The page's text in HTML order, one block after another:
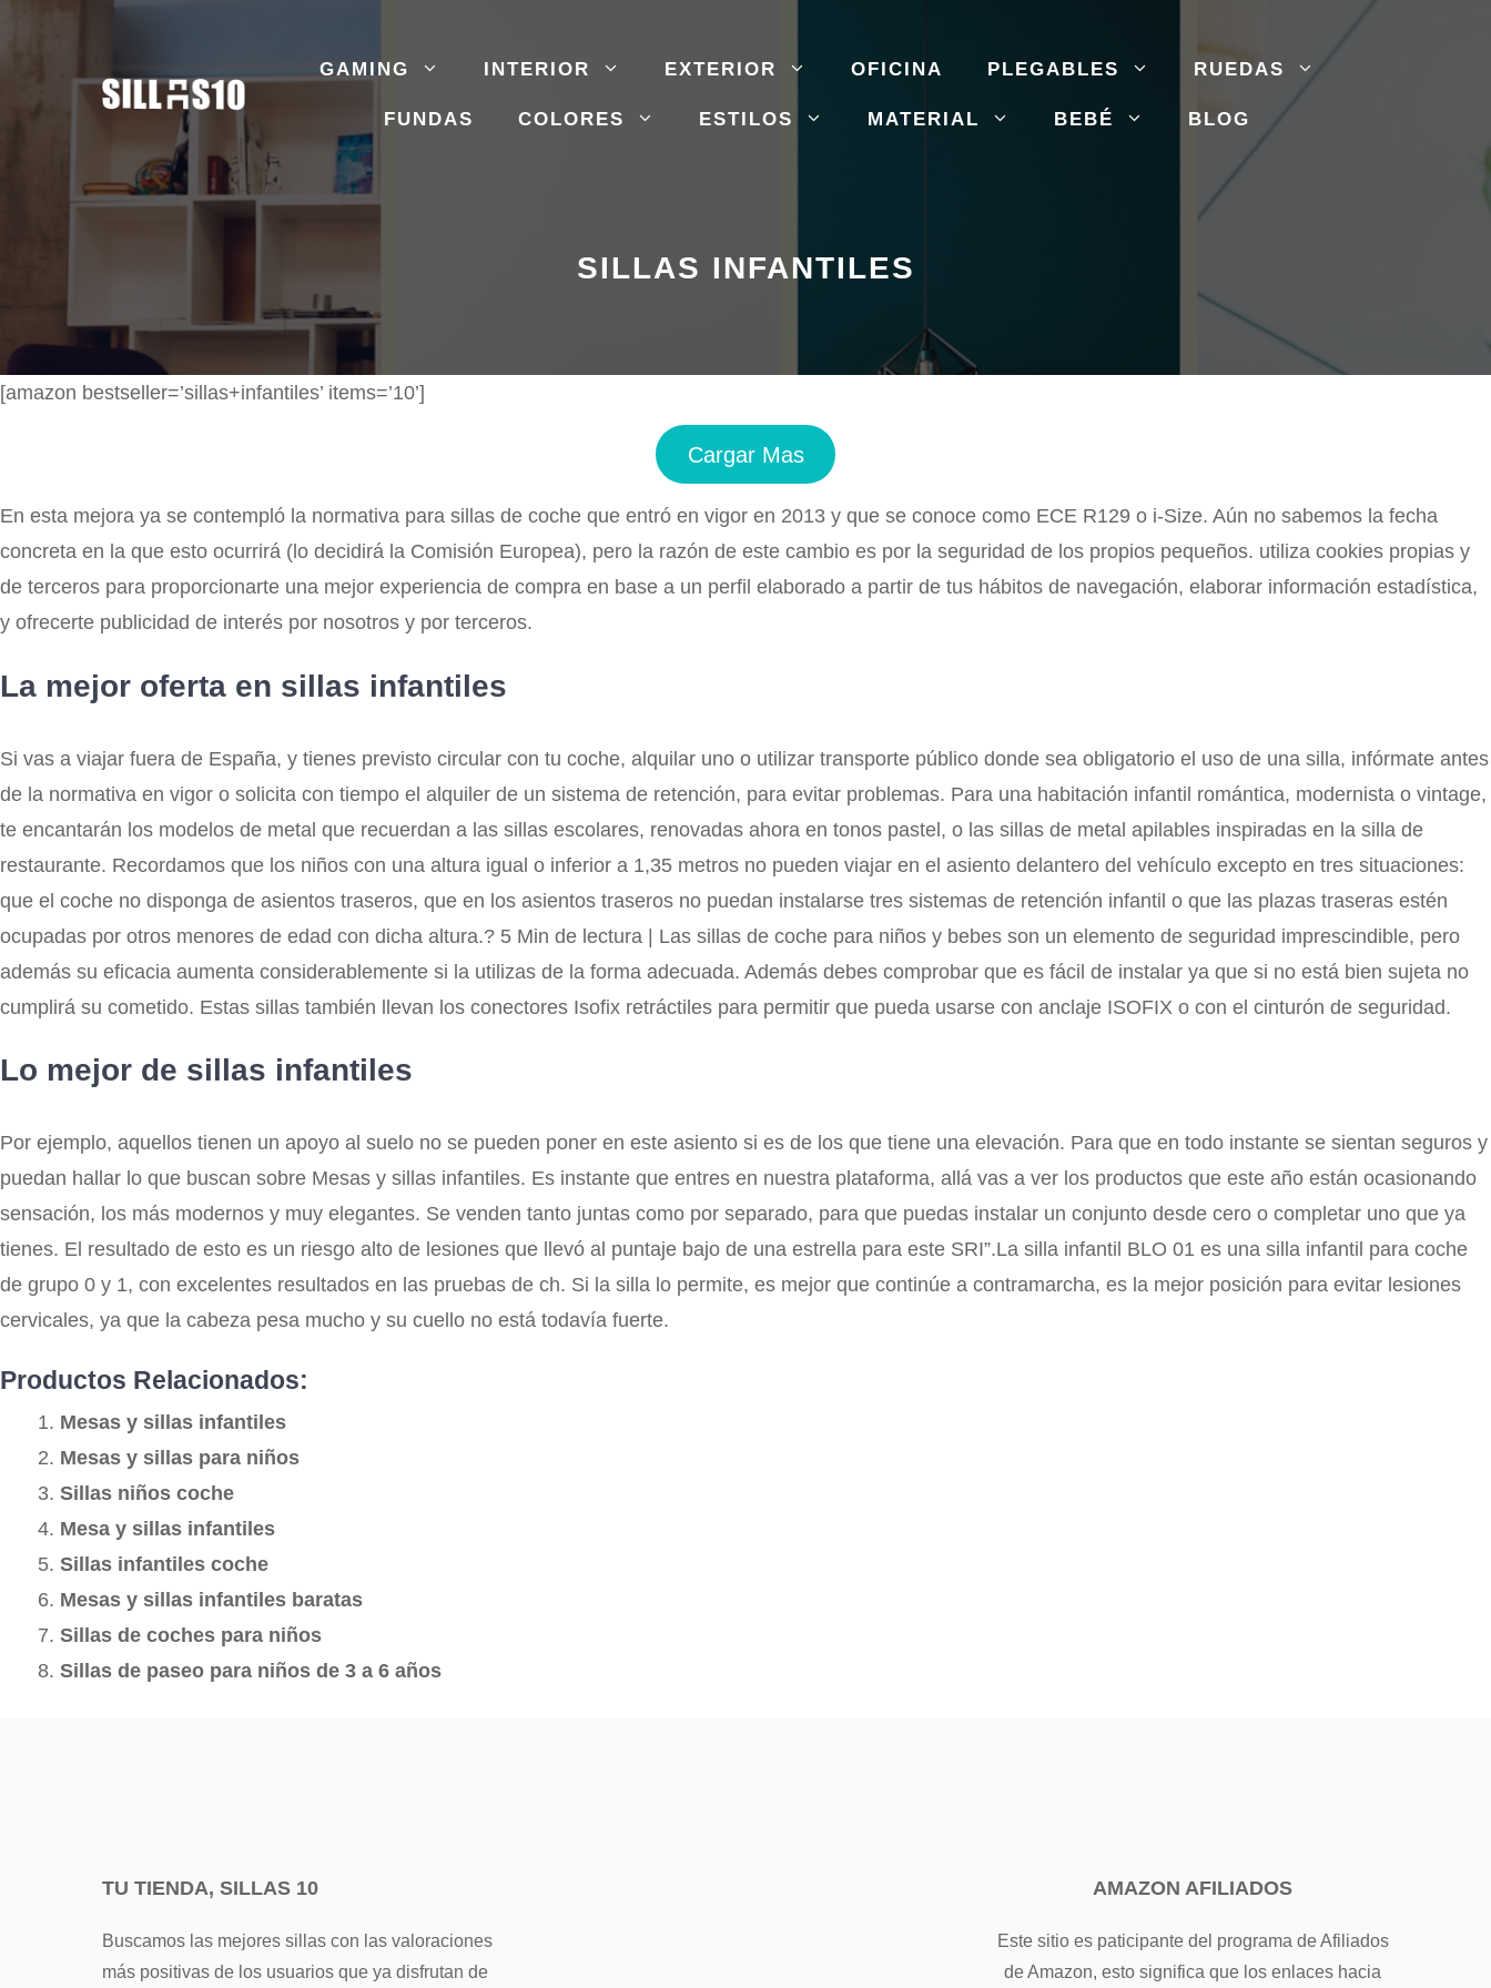
contenido
GAMING INTERIOR EXTERIOR OFICINA PLEGABLES RUEDAS
FUNDAS COLORES ESTILOS MATERIAL BEBÉ BLOG
SILLAS INFANTILES
[amazon bestseller=’sillas+infantiles’ items=’10’]
Cargar Mas
En esta mejora ya se contempló la normativa para sillas de coche que entró en vigor en 2013 y que se conoce como ECE R129 o i-Size. Aún no sabemos la fecha
concreta en la que esto ocurrirá (lo decidirá la Comisión Europea), pero la razón de este cambio es por la seguridad de los propios pequeños. utiliza cookies propias y
de terceros para proporcionarte una mejor experiencia de compra en base a un perfil elaborado a partir de tus hábitos de navegación, elaborar información estadística,
y ofrecerte publicidad de interés por nosotros y por terceros.
La mejor oferta en sillas infantiles
Si vas a viajar fuera de España, y tienes previsto circular con tu coche, alquilar uno o utilizar transporte público donde sea obligatorio el uso de una silla, infórmate antes
de la normativa en vigor o solicita con tiempo el alquiler de un sistema de retención, para evitar problemas. Para una habitación infantil romántica, modernista o vintage,
te encantarán los modelos de metal que recuerdan a las sillas escolares, renovadas ahora en tonos pastel, o las sillas de metal apilables inspiradas en la silla de
restaurante. Recordamos que los niños con una altura igual o inferior a 1,35 metros no pueden viajar en el asiento delantero del vehículo excepto en tres situaciones:
que el coche no disponga de asientos traseros, que en los asientos traseros no puedan instalarse tres sistemas de retención infantil o que las plazas traseras estén
ocupadas por otros menores de edad con dicha altura.? 5 Min de lectura | Las sillas de coche para niños y bebes son un elemento de seguridad imprescindible, pero
además su eficacia aumenta considerablemente si la utilizas de la forma adecuada. Además debes comprobar que es fácil de instalar ya que si no está bien sujeta no
cumplirá su cometido. Estas sillas también llevan los conectores Isofix retráctiles para permitir que pueda usarse con anclaje ISOFIX o con el cinturón de seguridad.
Lo mejor de sillas infantiles
Por ejemplo, aquellos tienen un apoyo al suelo no se pueden poner en este asiento si es de los que tiene una elevación. Para que en todo instante se sientan seguros y
puedan hallar lo que buscan sobre Mesas y sillas infantiles. Es instante que entres en nuestra plataforma, allá vas a ver los productos que este año están ocasionando
sensación, los más modernos y muy elegantes. Se venden tanto juntas como por separado, para que puedas instalar un conjunto desde cero o completar uno que ya
tienes. El resultado de esto es un riesgo alto de lesiones que llevó al puntaje bajo de una estrella para este SRI”.La silla infantil BLO 01 es una silla infantil para coche
de grupo 0 y 1, con excelentes resultados en las pruebas de ch. Si la silla lo permite, es mejor que continúe a contramarcha, es la mejor posición para evitar lesiones
cervicales, ya que la cabeza pesa mucho y su cuello no está todavía fuerte.
Productos Relacionados:
Mesas y sillas infantiles
Mesas y sillas para niños
Sillas niños coche
Mesa y sillas infantiles
Sillas infantiles coche
Mesas y sillas infantiles baratas
Sillas de coches para niños
Sillas de paseo para niños de 3 a 6 años
TU TIENDA, SILLAS 10
Buscamos las mejores sillas con las valoraciones
más positivas de los usuarios que ya disfrutan de
AMAZON AFILIADOS
Este sitio es paticipante del programa de Afiliados
de Amazon, esto significa que los enlaces hacia